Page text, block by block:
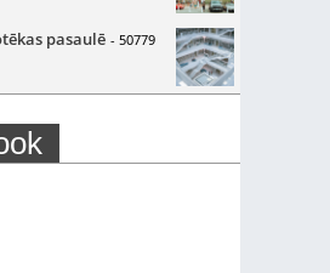
pasaulē - 50779